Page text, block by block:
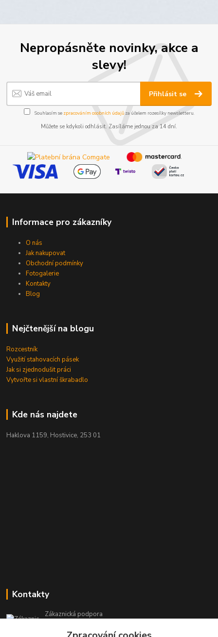
Nepropásněte novinky, akce a
slevy!
Přihlásit se
Souhlasím se zpracováním osobních údajůza účelem rozesílky newsletteru.
Můžete se kdykoli odhlásit. Zasíláme jednou za 14 dní.
Informace pro zákazníky
O nás
Jak nakupovat
Obchodní podmínky
Fotogalerie
Kontakty
Blog
Nejčtenější na blogu
Rozcestník
Využití stahovacích pásek
Jak si zjednodušit práci
Vytvořte si vlastní škrabadlo
Kde nás najdete
Haklova 1159, Hostivice, 253 01
Kontakty
Zákaznická podpora
(Po-Pá, 9-19 hod.)